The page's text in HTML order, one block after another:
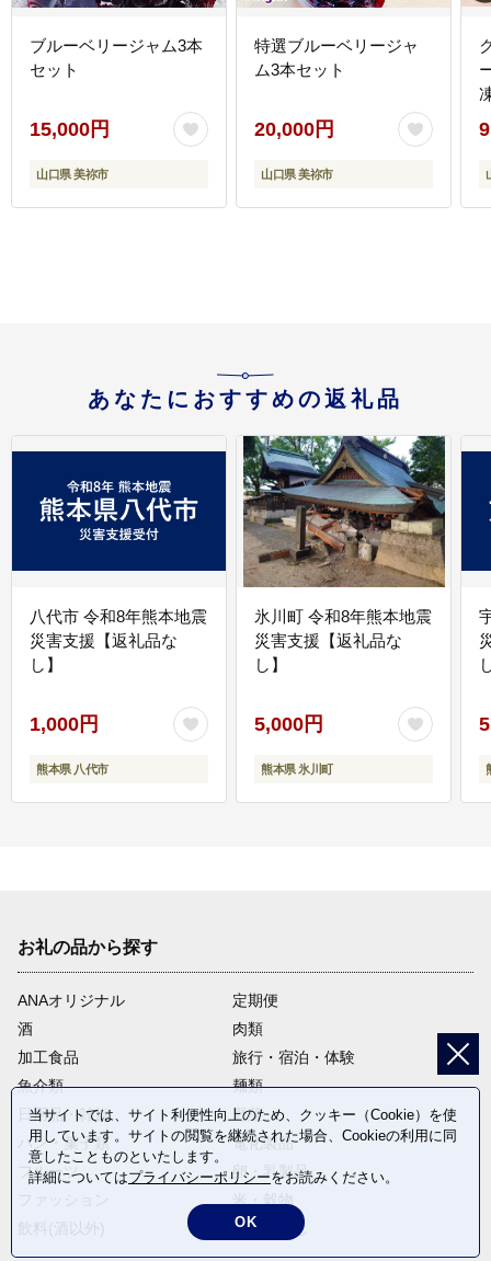
ブルーベリージャム3本
セット
15,000円
山口県 美祢市
特選ブルーベリージャ
ム3本セット
20,000円
山口県 美祢市
あなたにおすすめの返礼品
八代市 令和8年熊本地震
災害支援【返礼品な
し】
1,000円
熊本県 八代市
氷川町 令和8年熊本地震
災害支援【返礼品な
し】
5,000円
熊本県 氷川町
お礼の品から探す
ANAオリジナル
定期便
酒
肉類
加工食品
旅行・宿泊・体験
魚介類
麺類
日用品・雑貨
野菜
パン・菓子類
電化製品
フルーツ
卵・乳製品
米・穀物
返礼品なし
当サイトでは、サイト利便性向上のため、クッキー（Cookie）を使
用しています。サイトの閲覧を継続された場合、Cookieの利用に同
意したことものといたします。
詳細についてはプライバシーポリシーをお読みください。
OK